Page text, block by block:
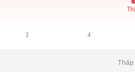
Thấp